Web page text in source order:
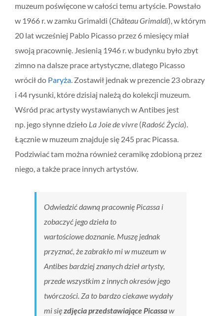
muzeum poświęcone w całości temu artyście. Powstało
w 1966 r. w zamku Grimaldi (Château Grimaldi), w którym
20 lat wcześniej Pablo Picasso przez 6 miesięcy miał
swoją pracownię. Jesienią 1946 r. w budynku było zbyt
zimno na dalsze prace artystyczne, dlatego Picasso
wrócił do Paryża . Zostawił jednak w prezencie 23 obrazy
i 44 rysunki, które dzisiaj należą do kolekcji muzeum.
Wśród prac artysty wystawianych w Antibes jest
np. jego słynne dzieło La Joie de vivre (Radość Życia).
Łącznie w muzeum znajduje się 245 prac Picassa.
Podziwiać tam można również ceramikę zdobioną przez
niego, a także prace innych artystów.
Odwiedzić dawną pracownię Picassa i
zobaczyć jego dzieła to
wartościowe doznanie. Muszę jednak
przyznać, że zabrakło mi w muzeum w
Antibes bardziej znanych dzieł artysty,
przede wszystkim z innych okresów jego
twórczości. Za to bardzo ciekawe wydały
mi się zdjęcia przedstawiające Picassaw